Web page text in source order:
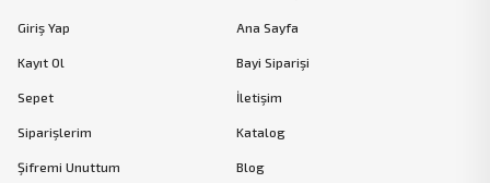
Giriş Yap
Kayıt Ol
Sepet
Siparişlerim
Şifremi Unuttum
Ana Sayfa
Bayi Siparişi
İletişim
Katalog
Blog